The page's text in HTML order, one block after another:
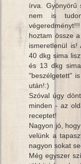
írva. Gyönyörű
nem is
hoztam össze
ismeretlenül
40 dkg sima
és 13 dkg
"beszélgetett"
után!:)
Szóval úgy
minden - az
receptet!
Nagyon jó,
velünk a
nagyon sokat
Még egyszer